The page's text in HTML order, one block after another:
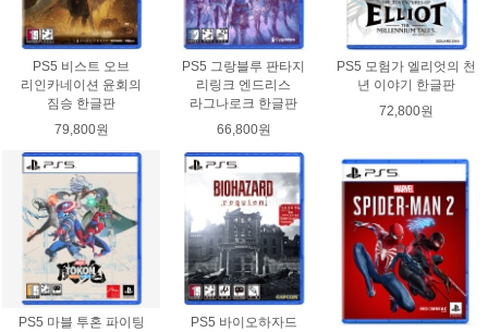
PS5 비스트 오브
리인카네이션 윤회의
짐승 한글판
79,800원
PS5 그랑블루 판타지
리링크 엔드리스
라그나로크 한글판
66,800원
PS5 모험가 엘리엇의 천
년 이야기 한글판
72,800원
PS5 마블 투혼 파이팅
PS5 바이오하자드